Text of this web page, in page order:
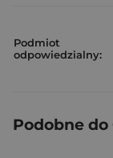
Podmiot
odpowiedzialny:
Podobne do